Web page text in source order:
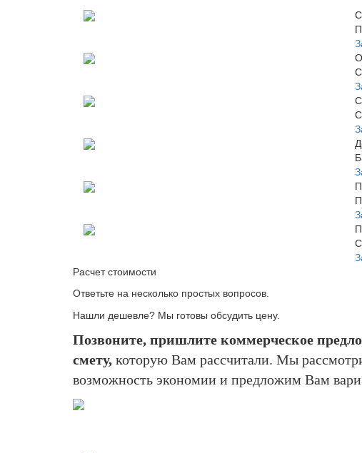
Расчет стоимости
Ответьте на несколько простых вопросов.
Нашли дешевле? Мы готовы обсудить цену.
Позвоните, пришлите коммерческое
смету, которую Вам рассчитали. Мы
возможность экономии и предложим Вам